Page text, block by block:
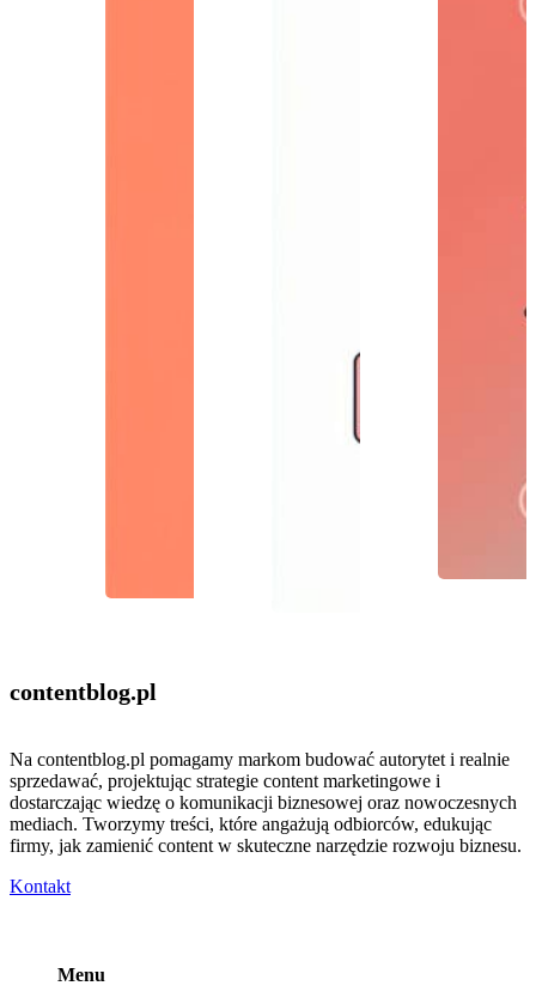
contentblog.pl
Na contentblog.pl pomagamy markom budować autorytet i realnie
sprzedawać, projektując strategie content marketingowe i
dostarczając wiedzę o komunikacji biznesowej oraz nowoczesnych
mediach. Tworzymy treści, które angażują odbiorców, edukując
firmy, jak zamienić content w skuteczne narzędzie rozwoju biznesu.
Kontakt
Menu